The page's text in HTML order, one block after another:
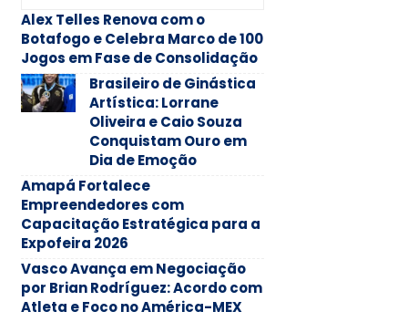
Alex Telles Renova com o
Botafogo e Celebra Marco de 100
Jogos em Fase de Consolidação
Brasileiro de Ginástica
Artística: Lorrane
Oliveira e Caio Souza
Conquistam Ouro em
Dia de Emoção
Amapá Fortalece
Empreendedores com
Capacitação Estratégica para a
Expofeira 2026
Vasco Avança em Negociação
por Brian Rodríguez: Acordo com
Atleta e Foco no América-MEX